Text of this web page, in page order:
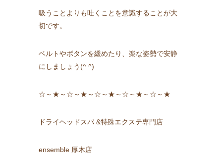
吸うことよりも吐くことを意識することが大
切です。
ベルトやボタンを緩めたり、楽な姿勢で安静
にしましょう(^ ^)
☆～★～☆～★～☆～★～☆～★～☆～★
ドライヘッドスパ &特殊エクステ専門店
ensemble 厚木店